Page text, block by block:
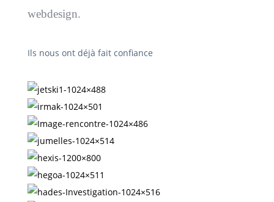
webdesign.
Ils nous ont déjà fait confiance